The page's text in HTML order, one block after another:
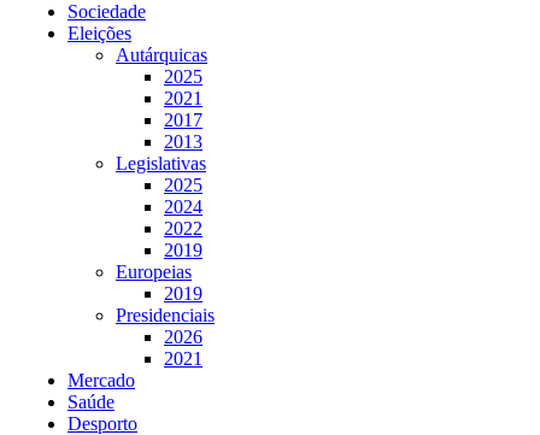
Sociedade
Eleições
Autárquicas
2025
2021
2017
2013
Legislativas
2025
2024
2022
2019
Europeias
2019
Presidenciais
2026
2021
Mercado
Saúde
Desporto